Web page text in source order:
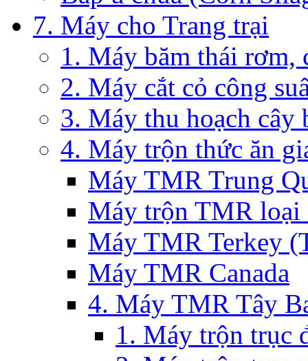
7. Máy cho Trang trại
1. Máy băm thái rơm,
2. Máy cắt cỏ công
3. Máy thu hoạch cây
4. Máy trộn thức ăn
Máy TMR Trung
Máy trộn TMR loại
Máy TMR Terkey
Máy TMR Canada
4. Máy TMR Tây
1. Máy trộn trục